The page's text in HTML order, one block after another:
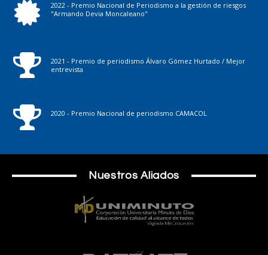
2022 - Premio Nacional de Periodismo a la gestión de riesgos
"Armando Devia Moncaleano"
2021 - Premio de periodismo Álvaro Gómez Hurtado / Mejor
entrevista
2020 - Premio Nacional de periodismo CAMACOL
Nuestros Aliados